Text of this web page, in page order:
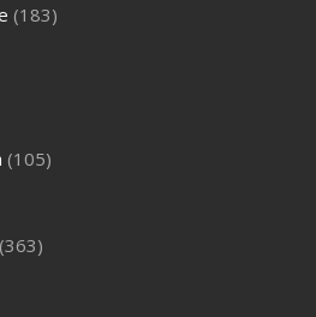
(183)
(105)
(363)